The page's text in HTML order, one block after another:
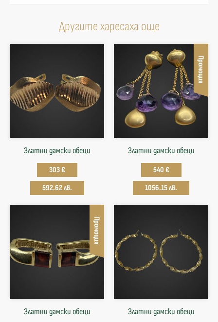
Другите харесаха още
Златни дамски обеци
303 €
592.62 лв.
Промоция
Златни дамски обеци
540 €
1056.15 лв.
Промоция
Златни дамски обеци Златни дамски обеци